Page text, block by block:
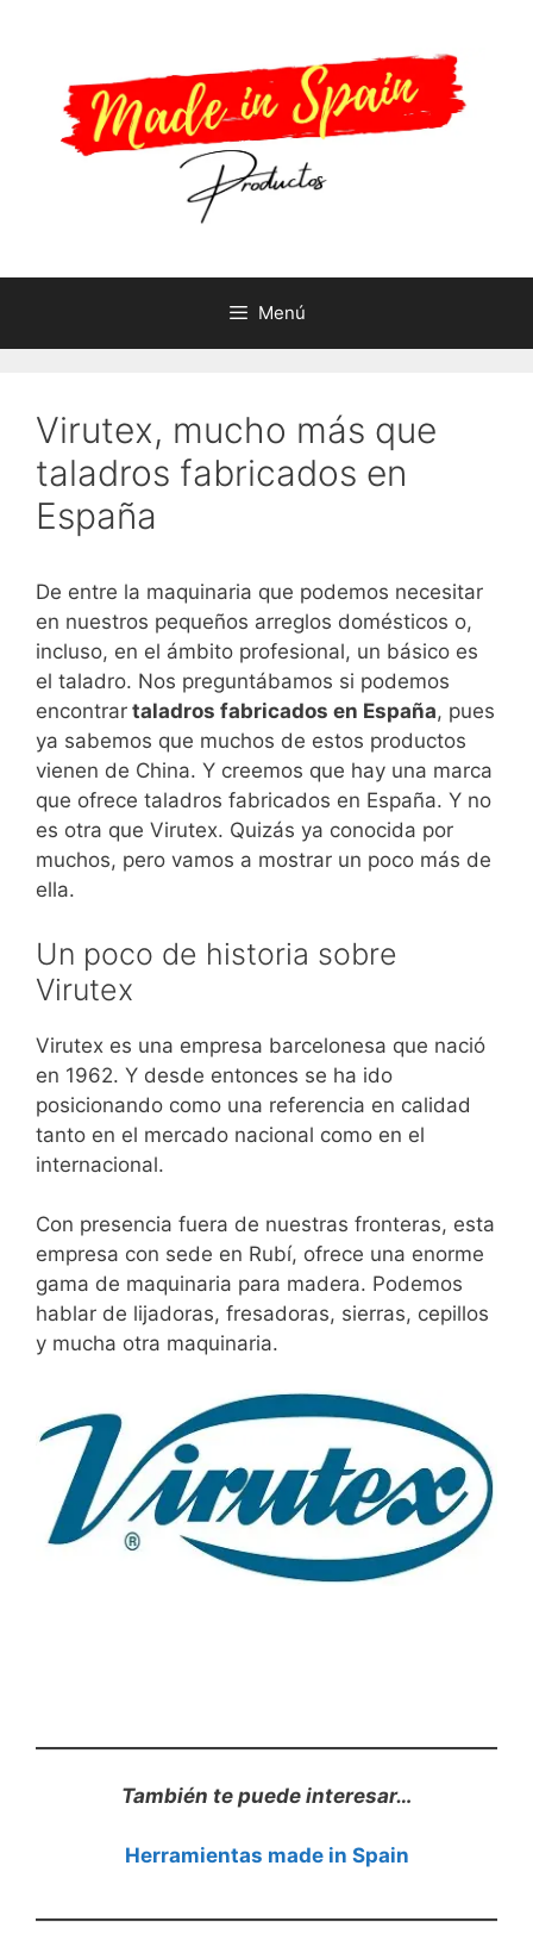
Menú
Virutex, mucho más que
taladros fabricados en
España
De entre la maquinaria que podemos necesitar
en nuestros pequeños arreglos domésticos o,
incluso, en el ámbito profesional, un básico es
el taladro. Nos preguntábamos si podemos
encontrar taladros fabricados en España, pues
ya sabemos que muchos de estos productos
vienen de China. Y creemos que hay una marca
que ofrece taladros fabricados en España. Y no
es otra que Virutex. Quizás ya conocida por
muchos, pero vamos a mostrar un poco más de
ella.
Un poco de historia sobre
Virutex
Virutex es una empresa barcelonesa que nació
en 1962. Y desde entonces se ha ido
posicionando como una referencia en calidad
tanto en el mercado nacional como en el
internacional.
Con presencia fuera de nuestras fronteras, esta
empresa con sede en Rubí, ofrece una enorme
gama de maquinaria para madera. Podemos
hablar de lijadoras, fresadoras, sierras, cepillos
y mucha otra maquinaria.
También te puede interesar…
Herramientas made in Spain